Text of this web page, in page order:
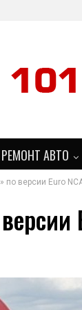
РЕМОНТ АВТО
версии Euro